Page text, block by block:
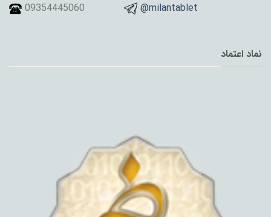
09354445060
@milantablet
نماد اعتماد